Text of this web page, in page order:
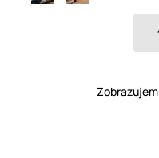
Zobrazujem